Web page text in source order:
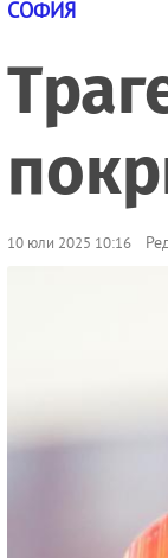
СОФИЯ
10 юли 2025 10:16